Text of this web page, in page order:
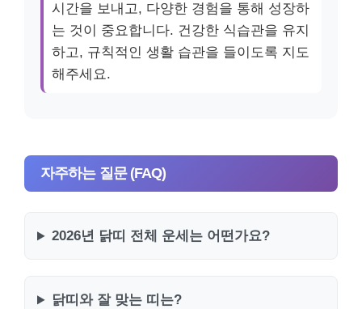
시간을 보내고, 다양한 경험을 통해 성장하
는 것이 중요합니다. 건강한 식습관을 유지
하고, 규칙적인 생활 습관을 들이도록 지도
해주세요.
자주하는 질문 (FAQ)
2026년 닭띠 전체 운세는 어떤가요?
닭띠와 잘 맞는 띠는?